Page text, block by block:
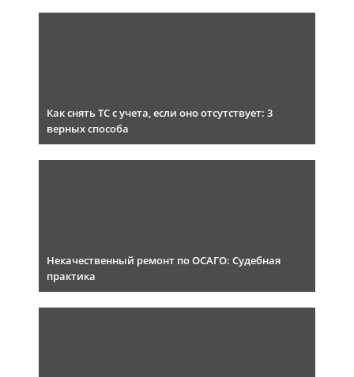
Как снять ТС с учета, если оно отсутствует: 3
верных способа
Некачественный ремонт по ОСАГО: Судебная
практика